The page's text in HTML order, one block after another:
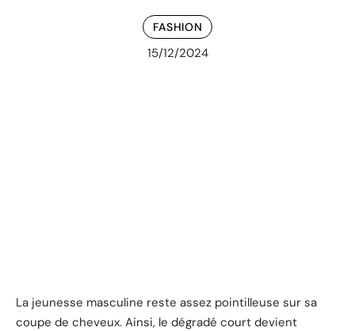
FASHION
15/12/2024
La jeunesse masculine reste assez pointilleuse sur sa
coupe de cheveux. Ainsi, le dégradé court devient